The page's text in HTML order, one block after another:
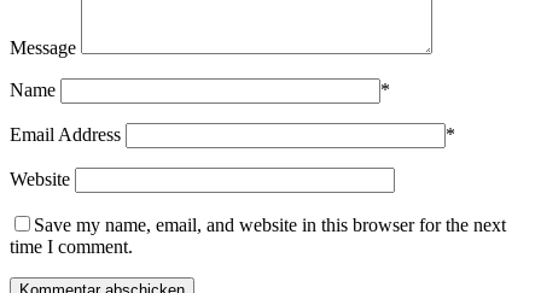
Message
Name *
Email Address *
Website
Save my name, email, and website in this browser for the next
time I comment.